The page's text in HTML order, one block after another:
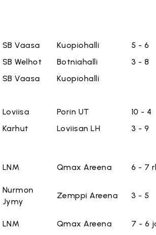
SB Vaasa Kuopiohalli
5 - 6
SB Welhot Botniahalli
3 - 8
SB Vaasa Kuopiohalli
Loviisa Porin UT
10 - 4
Karhut Loviisan LH 3 - 9
LNM Qmax Areena 6 - 7
Nurmon
Jymy
Zemppi Areena 3 - 5
LNM Qmax Areena 7 - 6